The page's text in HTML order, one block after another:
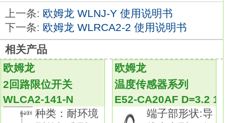
一般型品种丰富。
可根据工件形状和动作选择各种驱动杆、
作业和维护都很方便的动作显示型、接插件型
等，
产品种类非常丰富WLRCA2手册。
耐环境型有6种耐环境型可供选择。
该系列包含高密闭型、高密封型、耐热型、耐
寒型、耐腐蚀型以及耐候性型WLRCA2
请根据实际环境选用。
上一条: 欧姆龙 WLNJ-Y 使用说明书
下一条: 欧姆龙 WLRCA2-2 使用说明书
相关产品
欧姆龙
2回路限位开关
WLCA2-141-N
种类：耐环境
欧姆龙
温度传感器系列
E52-CA20AF D=3.2
端子部形状:导